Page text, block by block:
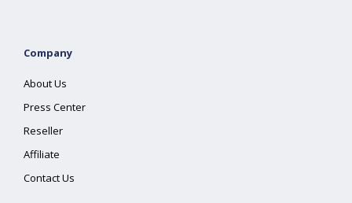
Company
About Us
Press Center
Reseller
Affiliate
Contact Us